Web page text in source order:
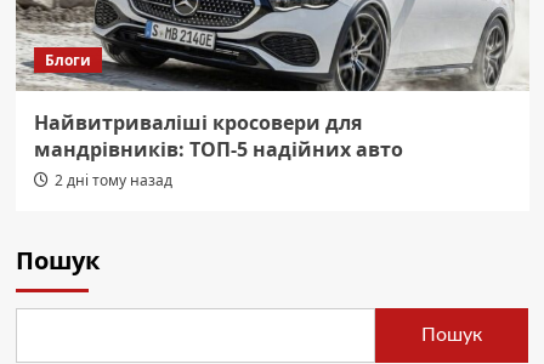
Блоги
Найвитриваліші кросовери для
мандрівників: ТОП-5 надійних авто
2 дні тому назад
Пошук
Пошук